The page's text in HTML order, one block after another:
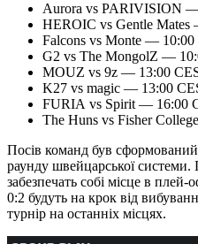
Aurora vs PARIVISION
HEROIC vs Gentle
Falcons vs Monte — 10:00
G2 vs The MongolZ —
MOUZ vs 9z — 13:00
K27 vs magic — 13:00
FURIA vs Spirit — 16:00
The Huns vs Fisher
Посів команд був сформований
раунду швейцарської системи.
забезпечать собі місце в
0:2 будуть на крок від
турнір на останніх місцях.